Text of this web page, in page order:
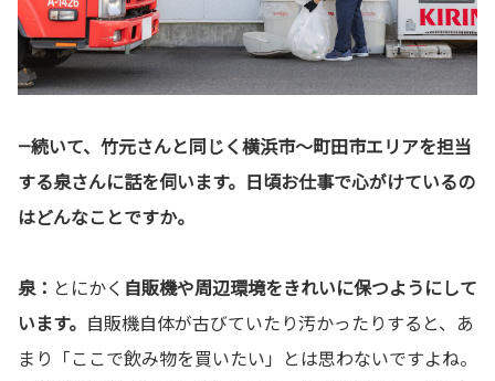
—続いて、竹元さんと同じく横浜市〜町田市エリアを担当
する泉さんに話を伺います。日頃お仕事で心がけているの
はどんなことですか。
泉： とにかく 自販機や周辺環境をきれいに保つようにして
います。 自販機自体が古びていたり汚かったりすると、あ
まり「ここで飲み物を買いたい」とは思わないですよね。